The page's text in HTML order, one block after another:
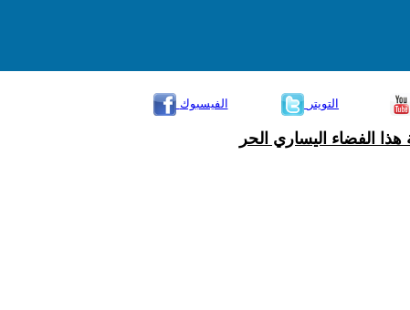
الفيسبوك
التويتر
الفضاء اليساري الحر